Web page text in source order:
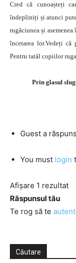
Cred că cunoașteți
îndepliniți și atunci
rugăciunea și
încetarea lor.Vedeți
Pentru tatăl copiilor
Prin glasul
Guest a răspuns
You must login
Afișare 1 rezultat
Răspunsul tău
Te rog să te
Căutare